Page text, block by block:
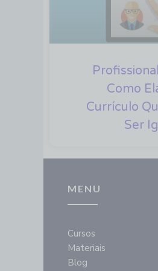
Como
Currículo
Ser
MENU
Cursos
Materiais
Blog